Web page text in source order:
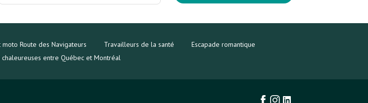
moto Route des Navigateurs Travailleurs de la santé
Escapade romantique
chaleureuses entre Québec et Montréal